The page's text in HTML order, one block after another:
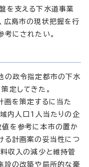
を支える下水道事業
広島市の現状把握を行
考にされたい。
の政令指定都市の下水
定してきた。
を策定するに当た
域内人口1人当たりの企
を参考に本市の置か
る計画案の妥当性につ
料収入の減少と維持管
設の改築や局所的な豪